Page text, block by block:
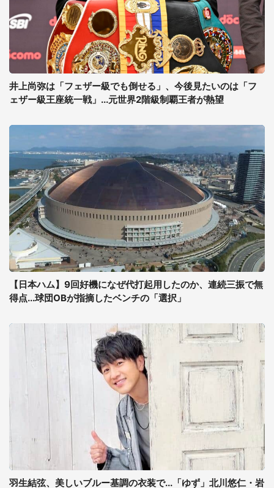
井上尚弥は「フェザー級でも倒せる」、今後見たいのは「フ
ェザー級王座統一戦」...元世界2階級制覇王者が熱望
【日本ハム】9回好機になぜ代打起用したのか、連続三振で無
得点...球団OBが指摘したベンチの「選択」
羽生結弦、美しいブルー基調の衣装で...「ゆず」北川悠仁・岩